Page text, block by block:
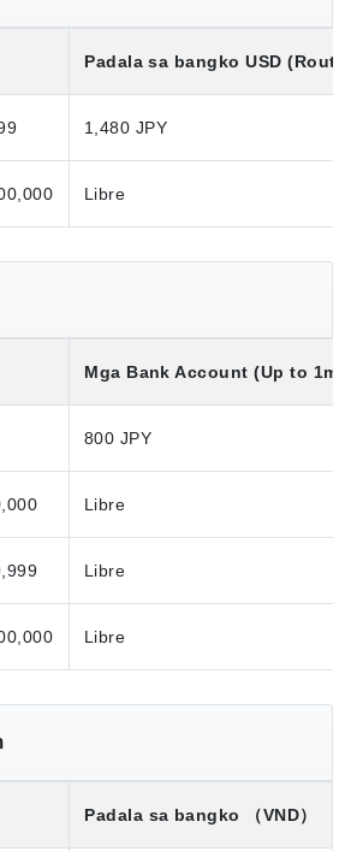
Padala sa bangkoUSD
1,480 JPY
Libre
Mga Bank Account (Up to
800 JPY
Libre
Libre
Libre
Padala sa bangko （VND）